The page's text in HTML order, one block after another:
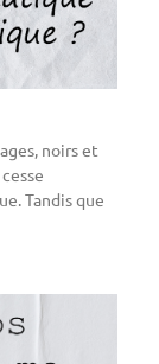
noirs et
Tandis que